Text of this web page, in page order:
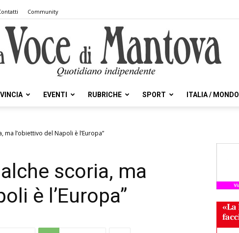
Community
Voce
EVENTI RUBRICHE SPORT ITALIA / MONDO
ma l’obiettivo del Napoli è l’Europa”
scoria, ma
è l’Europa”